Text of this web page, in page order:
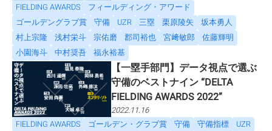
FIELDING AWARDS
フィールディング・アワード
ゴールデングラブ賞
守備 UZR 三塁 栗原陵矢
坂本勇人
村上宗隆
浅村栄斗 宗佑磨 郡司裕也 宮﨑敏郎
佐藤輝明
小園海斗
中村奨吾 福永裕基
【一塁手部門】データ視点で選ぶ
守備のベストナイン “DELTA
FIELDING AWARDS 2022”
2022.11.16
FIELDING AWARDS
ゴールデン・グラブ賞 守備 守備指標
UZR